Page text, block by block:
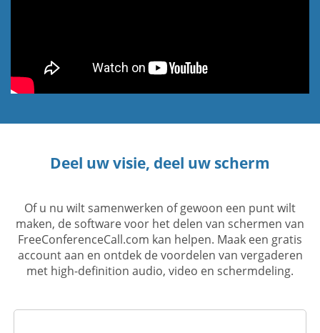
Deel uw visie, deel uw scherm
Of u nu wilt samenwerken of gewoon een punt wilt
maken, de software voor het delen van schermen van
FreeConferenceCall.com kan helpen. Maak een gratis
account aan en ontdek de voordelen van vergaderen
met high-definition audio, video en schermdeling.